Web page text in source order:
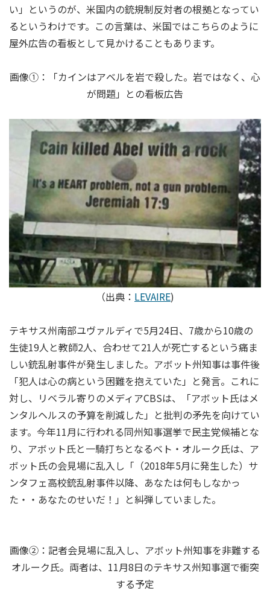
い」というのが、米国内の銃規制反対者の根拠となってい
るというわけです。この言葉は、米国ではこちらのように
屋外広告の看板として見かけることもあります。
画像①：「カインはアベルを岩で殺した。岩ではなく、心
が問題」との看板広告
（出典： LEVAIRE)
テキサス州南部ユヴァルディで5月24日、7歳から10歳の
生徒19人と教師2人、合わせて21人が死亡するという痛ま
しい銃乱射事件が発生しました。アボット州知事は事件後
「犯人は心の病という困難を抱えていた」と発言。これに
対し、リベラル寄りのメディアCBSは、「アボット氏はメ
ンタルヘルスの予算を削減した」と批判の矛先を向けてい
ます。今年11月に行われる同州知事選挙で民主党候補とな
り、アボット氏と一騎打ちとなるベト・オルーク氏は、ア
ボット氏の会見場に乱入し「（2018年5月に発生した）サ
ンタフェ高校銃乱射事件以降、あなたは何もしなかっ
た・・あなたのせいだ！」と糾弾していました。
画像②：記者会見場に乱入し、アボット州知事を非難する
オルーク氏。両者は、11月8日のテキサス州知事選で衝突
する予定